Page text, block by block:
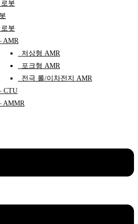
봇
봇
AMR
저상형 AMR
포크형 AMR
전극 롤/이차전지 AMR
CTU
AMMR